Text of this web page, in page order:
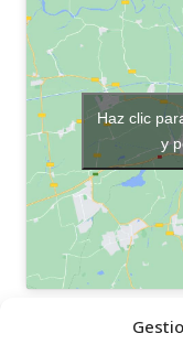
Haz clic
y